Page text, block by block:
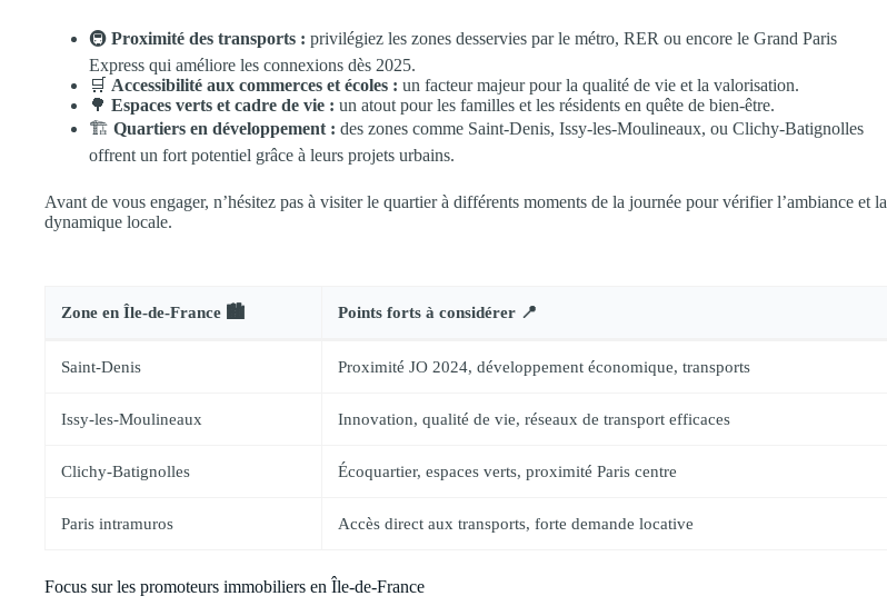
🚇 Proximité des transports : privilégiez les zones desservies par le métro, RER ou encore le Grand Paris
Express qui améliore les connexions dès 2025.
🛒 Accessibilité aux commerces et écoles : un facteur majeur pour la qualité de vie et la valorisation.
🌳 Espaces verts et cadre de vie : un atout pour les familles et les résidents en quête de bien-être.
🏗️ Quartiers en développement : des zones comme Saint-Denis, Issy-les-Moulineaux, ou Clichy-Batignolles
offrent un fort potentiel grâce à leurs projets urbains.
Avant de vous engager, n’hésitez pas à visiter le quartier à différents moments de la journée pour vérifier l’ambiance et la
dynamique locale.
Zone en Île-de-France 🏙️ Points forts à considérer 📍
Saint-Denis Proximité JO 2024, développement économique, transports
Issy-les-Moulineaux Innovation, qualité de vie, réseaux de transport efficaces
Clichy-Batignolles Écoquartier, espaces verts, proximité Paris centre
Paris intramuros Accès direct aux transports, forte demande locative
Focus sur les promoteurs immobiliers en Île-de-France